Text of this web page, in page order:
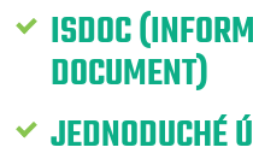
ISDOC
DOCUMENT)
JEDNODUCHÉ